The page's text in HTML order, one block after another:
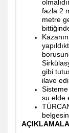
fazla 2
metre
gibi
ilave
su elde